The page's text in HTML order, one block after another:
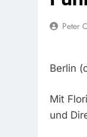
Peter
Berlin
Mit
und